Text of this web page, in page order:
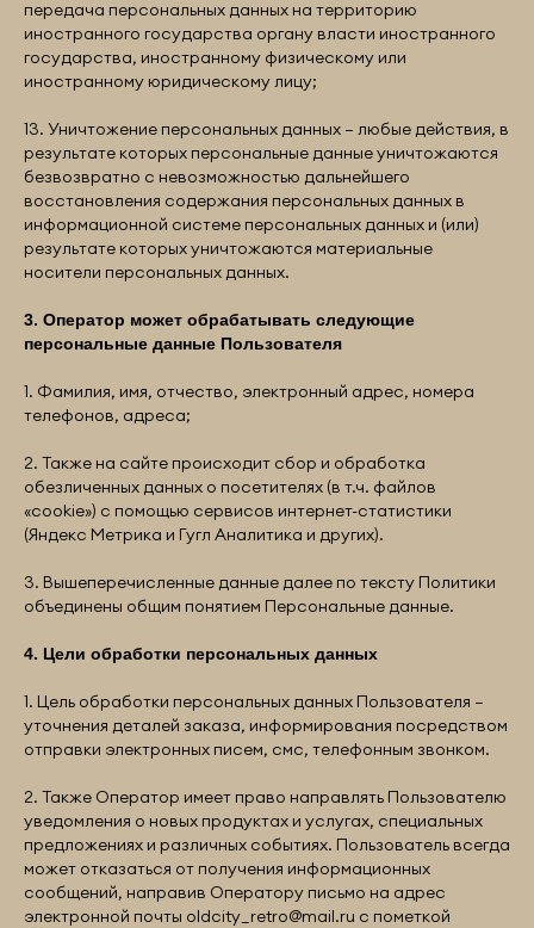
передача персональных данных на территорию
иностранного государства органу власти иностранного
государства, иностранному физическому или
иностранному юридическому лицу;
13. Уничтожение персональных данных – любые действия, в
результате которых персональные данные уничтожаются
безвозвратно с невозможностью дальнейшего
восстановления содержания персональных данных в
информационной системе персональных данных и (или)
результате которых уничтожаются материальные
носители персональных данных.
3. Оператор может обрабатывать следующие
персональные данные Пользователя
1. Фамилия, имя, отчество, электронный адрес, номера
телефонов, адреса;
2. Также на сайте происходит сбор и обработка
обезличенных данных о посетителях (в т.ч. файлов
«cookie») с помощью сервисов интернет-статистики
(Яндекс Метрика и Гугл Аналитика и других).
3. Вышеперечисленные данные далее по тексту Политики
объединены общим понятием Персональные данные.
4. Цели обработки персональных данных
1. Цель обработки персональных данных Пользователя —
уточнения деталей заказа, информирования посредством
отправки электронных писем, смс, телефонным звонком.
2. Также Оператор имеет право направлять Пользователю
уведомления о новых продуктах и услугах, специальных
предложениях и различных событиях. Пользователь всегда
может отказаться от получения информационных
сообщений, направив Оператору письмо на адрес
электронной почты oldcity_retro@mail.ru с пометкой